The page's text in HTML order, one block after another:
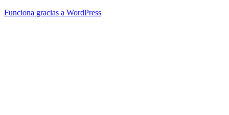
Funciona gracias a WordPress